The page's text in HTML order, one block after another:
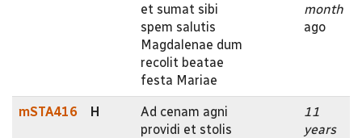
et sumat sibi
spem salutis
Magdalenae dum
recolit beatae
festa Mariae
month
ago
mSTA416 H
Ad cenam agni
providi et stolis
11
years